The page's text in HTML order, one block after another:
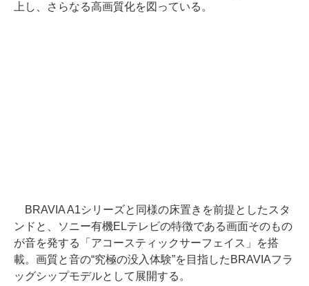
上し、さらなる高画質化を図っている。
BRAVIA A1シリーズと同様の床置きを前提としたスタ
ンドと、ソニー有機ELテレビの特徴である画面そのもの
が音を発する「アコースティックサーフェイス」を搭
載。画質と音の“究極の没入体験”を目指したBRAVIAフラ
ッグシップモデルとして展開する。